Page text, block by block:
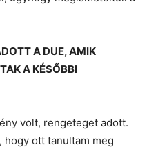
A DUE, AMIK
A KÉSŐBBI
volt, rengeteget adott.
hogy ott tanultam meg